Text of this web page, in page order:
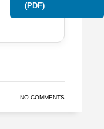
(PDF)
NO COMMENTS